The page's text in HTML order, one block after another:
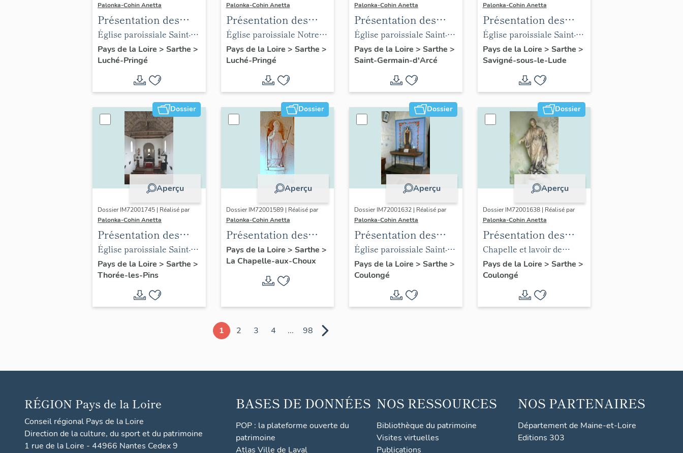
Palonka-Cohin Anetta
Présentation des
objets mobiliers de
l'église paroissiale
Saint-Martin de la
commune de Luché
Église paroissiale Saint-
Martin de Luché
Pays de la Loire > Sarthe >
Luché-Pringé
Palonka-Cohin Anetta
Présentation des
objets mobiliers de
l'église paroissiale
Notre-Dame de
l'Assomption de la
commune de Pringé
Église paroissiale Notre-
Dame de l'Assomption
Pays de la Loire > Sarthe >
Luché-Pringé
Palonka-Cohin Anetta
Présentation des
objets mobiliers de
l'église paroissiale
Saint-Germain de la
commune de Saint-
Germain-d'Arcé
Église paroissiale Saint-
Germain de Saint-
Germain-d'Arcé
Pays de la Loire > Sarthe >
Saint-Germain-d'Arcé
Palonka-Cohin Anetta
Présentation des
objets mobiliers de
l'église paroissiale
Saint-Loup de la
commune de
Savigné-sous-le-Lude
Église paroissiale Saint-
Loup de Savigné-sous-le-
Lude
Pays de la Loire > Sarthe >
Savigné-sous-le-Lude
Dossier
Aperçu
Dossier IM72001745 | Réalisé par
Palonka-Cohin Anetta
Présentation des
objets mobiliers de
l'église paroissiale
Saint-Germain de
Thorée-les-Pins
Église paroissiale Saint-
Germain de Thorée-les-
Pins
Pays de la Loire > Sarthe >
Thorée-les-Pins
Dossier
Aperçu
Dossier IM72001589 | Réalisé par
Palonka-Cohin Anetta
Présentation des
objets mobiliers de
la chapelle de la
famille Mabilleau
Pays de la Loire > Sarthe >
La Chapelle-aux-Choux
Dossier
Aperçu
Dossier IM72001632 | Réalisé par
Palonka-Cohin Anetta
Présentation des
objets mobiliers de
l'église paroissiale
Saint-Lubin de la
commune de
Coulongé
Église paroissiale Saint-
Lubin de Coulongé
Pays de la Loire > Sarthe >
Coulongé
Dossier
Aperçu
Dossier IM72001638 | Réalisé par
Palonka-Cohin Anetta
Présentation des
objets mobiliers de
la Chapelle Saint-
Hubert de la
commune de
Coulongé
Chapelle et lavoir de
Saint-Hubert
Pays de la Loire > Sarthe >
Coulongé
1 2 3 4 ... 98
RÉGION Pays de la Loire
Conseil régional Pays de la Loire
Direction de la culture, du sport et du patrimoine
1 rue de la Loire - 44966 Nantes Cedex 9
BASES DE DONNÉES
POP : la plateforme ouverte du
patrimoine
Atlas Ville de Laval
NOS RESSOURCES
Bibliothèque du patrimoine
Visites virtuelles
Publications
NOS PARTENAIRES
Département de Maine-et-Loire
Editions 303